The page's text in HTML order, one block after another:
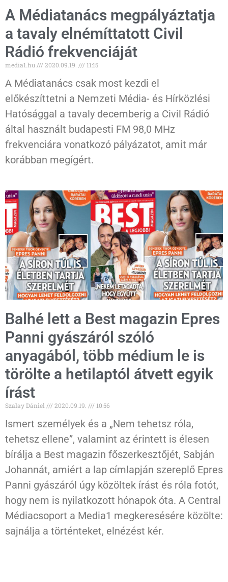
A Médiatanács megpályáztatja
a tavaly elnémíttatott Civil
Rádió frekvenciáját
media1.hu 2020.09.19. 11:15
A Médiatanács csak most kezdi el
előkészíttetni a Nemzeti Média- és Hírközlési
Hatósággal a tavaly decemberig a Civil Rádió
által használt budapesti FM 98,0 MHz
frekvenciára vonatkozó pályázatot, amit már
korábban megígért.
Balhé lett a Best magazin Epres
Panni gyászáról szóló
anyagából, több médium le is
törölte a hetilaptól átvett egyik
írást
Szalay Dániel 2020.09.19. 10:56
Ismert személyek és a „Nem tehetsz róla,
tehetsz ellene”, valamint az érintett is élesen
bírálja a Best magazin főszerkesztőjét, Sabján
Johannát, amiért a lap címlapján szereplő Epres
Panni gyászáról úgy közöltek írást és róla fotót,
hogy nem is nyilatkozott hónapok óta. A Central
Médiacsoport a Media1 megkeresésére közölte:
sajnálja a történteket, elnézést kér.